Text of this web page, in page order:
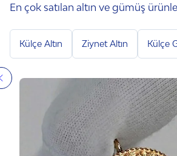
En çok satılan altın ve gümüş
Külçe Altın Ziynet Altın Külçe